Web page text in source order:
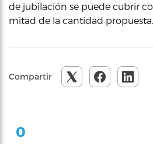
de jubilación se puede cubrir
mitad de la cantidad propuesta.
Compartir
0